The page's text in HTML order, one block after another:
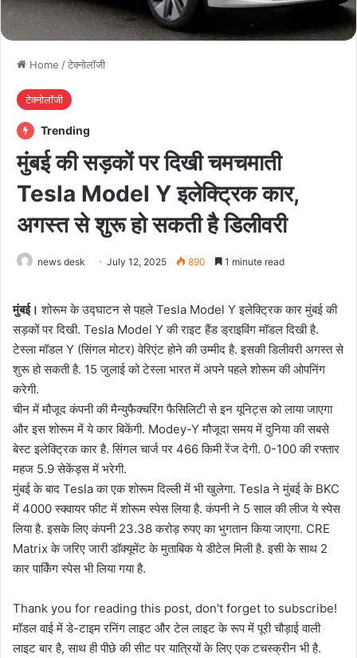
Home /टेक्नोलॉजी
टेक्नोलॉजी
Trending
मुंबई की सड़कों पर दिखी चमचमाती
Tesla Model Y इलेक्ट्रिक कार,
अगस्त से शुरू हो सकती है डिलीवरी
news desk July 12, 2025 890 1 minute read
मुंबई। शोरूम के उद्घाटन से पहले Tesla Model Y इलेक्ट्रिक कार मुंबई की
सड़कों पर दिखी. Tesla Model Y की राइट हैंड ड्राइविंग मॉडल दिखी है.
टेस्ला मॉडल Y (सिंगल मोटर) वेरिएंट होने की उम्मीद है. इसकी डिलीवरी अगस्त से
शुरू हो सकती है. 15 जुलाई को टेस्ला भारत में अपने पहले शोरूम की ओपनिंग
करेगी.
चीन में मौजूद कंपनी की मैन्युफैक्चरिंग फैसिलिटी से इन यूनिट्स को लाया जाएगा
और इस शोरूम में ये कार बिकेंगी. Modey-Y मौजूदा समय में दुनिया की सबसे
बेस्ट इलेक्ट्रिक कार है. सिंगल चार्ज पर 466 किमी रेंज देगी. 0-100 की रफ्तार
महज 5.9 सेकेंड्स में भरेगी.
मुंबई के बाद Tesla का एक शोरूम दिल्ली में भी खुलेगा. Tesla ने मुंबई के BKC
में 4000 स्क्वायर फीट में शोरूम स्पेस लिया है. कंपनी ने 5 साल की लीज ये स्पेस
लिया है. इसके लिए कंपनी 23.38 करोड़ रुपए का भुगतान किया जाएगा. CRE
Matrix के जरिए जारी डॉक्यूमेंट के मुताबिक ये डीटेल मिली है. इसी के साथ 2
कार पार्किंग स्पेस भी लिया गया है.
Thank you for reading this post, don't forget to subscribe!
मॉडल वाई में डे-टाइम रनिंग लाइट और टेल लाइट के रूप में पूरी चौड़ाई वाली
लाइट बार है, साथ ही पीछे की सीट पर यात्रियों के लिए एक टचस्क्रीन भी है.